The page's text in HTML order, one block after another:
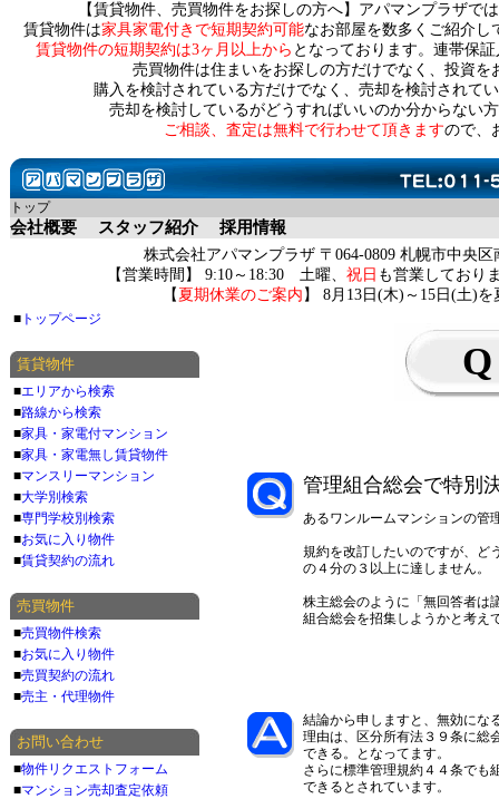
【賃貸物件、売買物件をお探しの方へ】アパマンプラザで
賃貸物件は家具家電付きで短期契約可能なお部屋を数多くご紹介し
賃貸物件の短期契約は3ヶ月以上から となっております。連帯保
売買物件は住まいをお探しの方だけでなく、投資を
購入を検討されている方だけでなく、売却を検討されて
売却を検討しているがどうすればいいのか分からない
ご相談、査定は無料で行わせて頂きますので、
トップ
会社概要 スタッフ紹介 採用情報
株式会社アパマンプラザ 〒064-0809 札幌市中央区
【営業時間】 9:10～18:30 土曜、 祝日 も営業しておりま
【 夏期休業のご案内 】 8月13日(木)～15日(土)
管理組合総会で特別
あるワンルームマンションの管
規約を改訂したいのですが、ど
の４分の３以上に達しません。
株主総会のように「無回答者は
組合総会を招集しようかと考え
結論から申しますと、無効にな
理由は、区分所有法３９条に総
できる。となってます。
さらに標準管理規約４４条でも
できるとされています。
■ トップページ
賃貸物件
■エリアから検索
■路線から検索
■家具・家電付マンション
■家具・家電無し賃貸物件
■マンスリーマンション
■大学別検索
■専門学校別検索
■お気に入り物件
■賃貸契約の流れ
売買物件
■売買物件検索
■お気に入り物件
■売買契約の流れ
■売主・代理物件
お問い合わせ
■物件リクエストフォーム
■マンション売却査定依頼